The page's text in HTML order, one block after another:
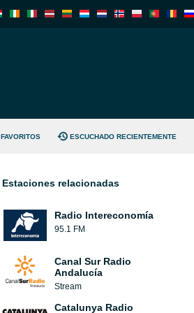
FAVORITOS ESCUCHADO RECIENTEMENTE
Estaciones relacionadas
Radio Intereconomía
95.1 FM
Canal Sur Radio
Andalucía
Stream
Catalunya Radio